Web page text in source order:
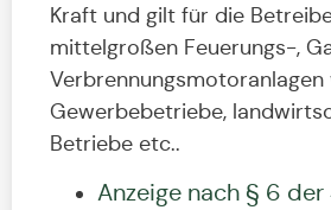
Kraft und gilt für die
mittelgroßen Feuerungs-,
Verbrennungsmotoranlagen
Gewerbebetriebe,
Betriebe etc..
Anzeige nach § 6 der